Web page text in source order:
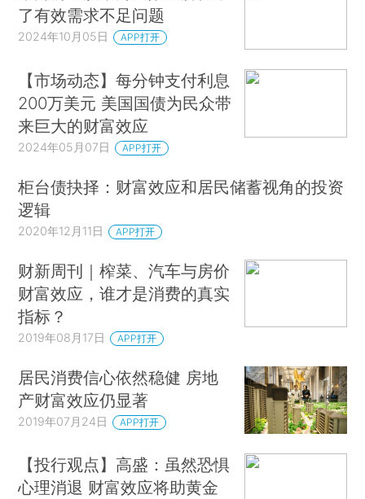
了有效需求不足问题
2024年10月05日 APP打开
【市场动态】每分钟支付利息
200万美元 美国国债为民众带
来巨大的财富效应
2024年05月07日 APP打开
柜台债抉择：财富效应和居民储蓄视角的投资
逻辑
2020年12月11日 APP打开
财新周刊｜榨菜、汽车与房价
财富效应，谁才是消费的真实
指标？
2019年08月17日 APP打开
居民消费信心依然稳健 房地
产财富效应仍显著
2019年07月24日 APP打开
【投行观点】高盛：虽然恐惧
心理消退 财富效应将助黄金